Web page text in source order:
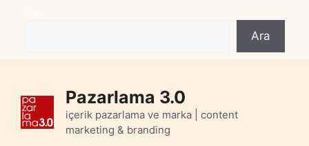
Ara
Pazarlama 3.0
içerik pazarlama ve marka | content
marketing & branding